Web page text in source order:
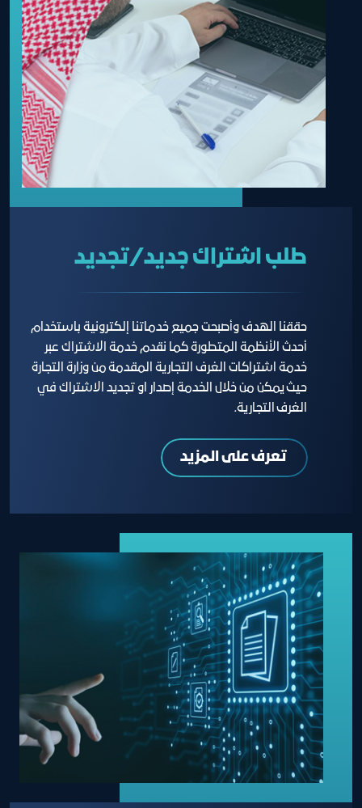
طلب اشتراك جديد/تجديد
حققنا الهدف وأصبحت جميع خدماتنا إلكترونية باستخدام
أحدث الأنظمة المتطورة كما نقدم خدمة الاشتراك عبر
خدمة اشتراكات الغرف التجارية المقدمة من وزارة التجارة
حيث يمكن من خلال الخدمة إصدار او تجديد الاشتراك في
الغرف التجارية.
تعرف على المزيد